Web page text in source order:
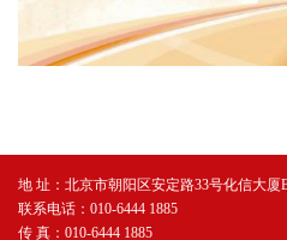
地 址：北京市朝阳区安定路33号化信大厦
联系电话：010-6444 1885
传 真：010-6444 1885